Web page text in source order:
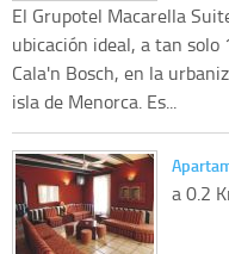
El Grupotel Macarella
ubicación ideal, a tan
Cala'n Bosch, en la
isla de Menorca. Es...
a 0.2